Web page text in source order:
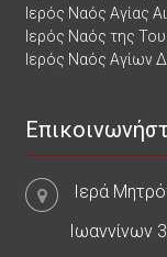
Ιερός Ναός Αγίας
Ιερός Ναός της
Ιερός Ναός Αγίων
Ιερά
Ιωαννίνων